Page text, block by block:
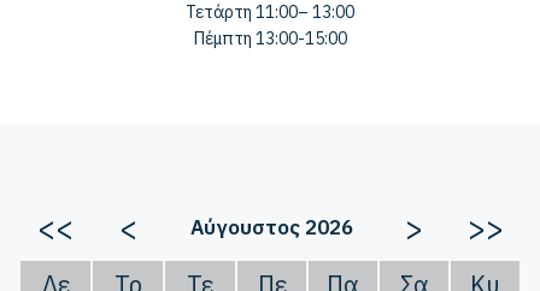
Τετάρτη 11:00– 13:00
Πέμπτη 13:00-15:00
<< < Αύγουστος 2026 > >>